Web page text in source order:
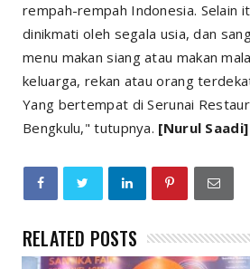
rempah-rempah Indonesia. Selain
dinikmati oleh segala usia, dan
menu makan siang atau makan
keluarga, rekan atau orang
Yang bertempat di Serunai
Bengkulu," tutupnya. [Nurul Saadi]
RELATED POSTS